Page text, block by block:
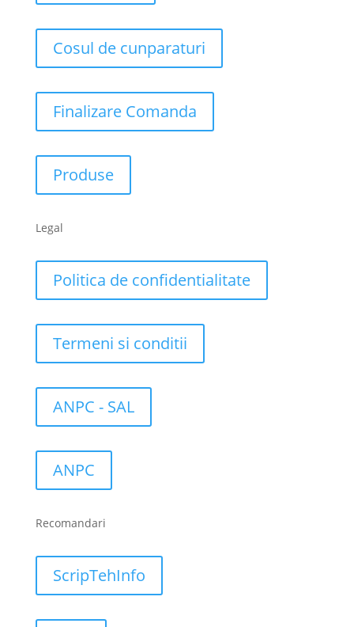
Cosul de cunparaturi
Finalizare Comanda
Produse
Legal
Politica de confidentialitate
Termeni si conditii
ANPC - SAL
ANPC
Recomandari
ScripTehInfo